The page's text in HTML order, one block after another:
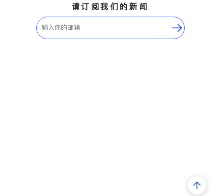
请订阅我们的新闻